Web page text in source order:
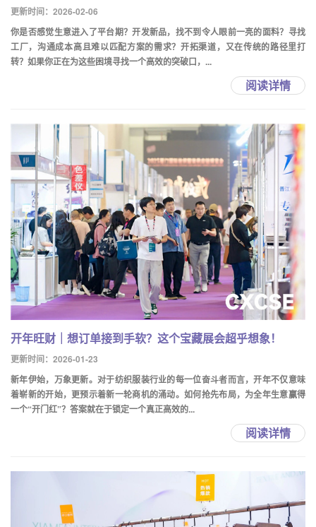
更新时间：2026-02-06
你是否感觉生意进入了平台期？开发新品，找不到令人眼前一亮的面料？寻找
工厂，沟通成本高且难以匹配方案的需求？开拓渠道，又在传统的路径里打
转？如果你正在为这些困境寻找一个高效的突破口，...
阅读详情
开年旺财｜想订单接到手软？这个宝藏展会超乎想象！
更新时间：2026-01-23
新年伊始，万象更新。对于纺织服装行业的每一位奋斗者而言，开年不仅意味
着崭新的开始，更预示着新一轮商机的涌动。如何抢先布局，为全年生意赢得
一个“开门红”？答案就在于锁定一个真正高效的...
阅读详情